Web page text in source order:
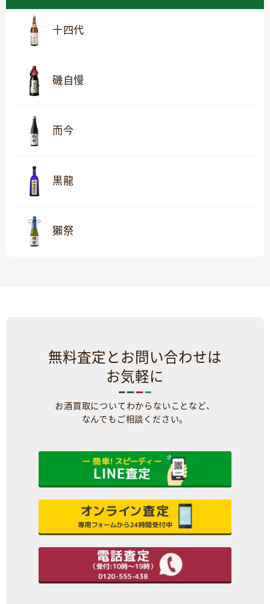
十四代
磯自慢
而今
黒龍
獺祭
無料査定とお問い合わせは
お気軽に
お酒買取についてわからないことなど、
なんでもご相談ください。